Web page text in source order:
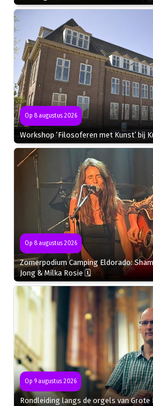
Op 8 augustus 2026
Workshop ‘Filosoferen met Kunst’ bij
Op 8 augustus 2026
Zomerpodium Camping Eldorado:
Jong & Milka Rosie 🗓
Op 9 augustus 2026
Rondleiding langs de orgels van Grote